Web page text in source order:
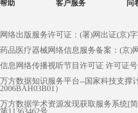
帮助 客户服务 问
网络出版服务许可证：(署)网出证(京)
药品医疗器械网络信息服务备案：(京)
信息网络传播视听节目许可证 许可证号
万方数据知识服务平台--国家科技支撑
2006BAH03B01）
万方数据学术资源发现获取服务系统[
第11363462号